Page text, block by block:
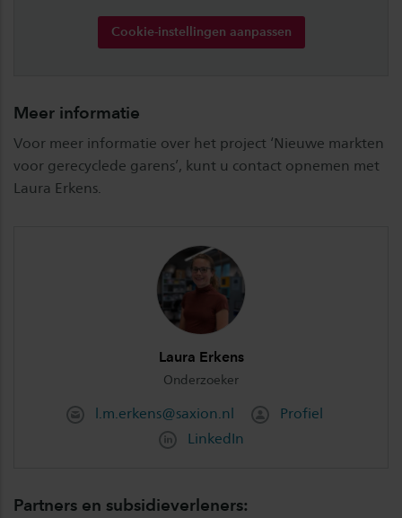
Cookie-instellingen aanpassen
Meer informatie
Voor meer informatie over het project ‘Nieuwe markten
voor gerecyclede garens’, kunt u contact opnemen met
Laura Erkens.
Laura Erkens
Onderzoeker
l.m.erkens@saxion.nl
Profiel
LinkedIn
Partners en subsidieverleners: